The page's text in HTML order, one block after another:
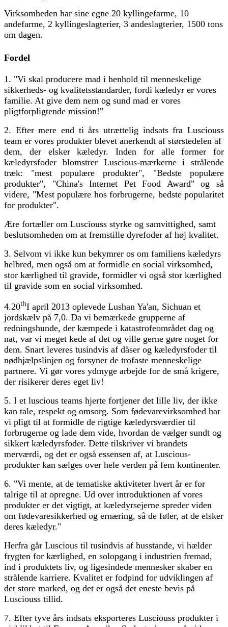
Virksomheden har sine egne 20 kyllingefarme, 10
andefarme, 2 kyllingeslagterier, 3 andeslagterier, 1500 tons
om dagen.
Fordel
1. "Vi skal producere mad i henhold til menneskelige
sikkerheds- og kvalitetsstandarder, fordi kæledyr er vores
familie. At give dem nem og sund mad er vores
pligtforpligtende mission!"
2. Efter mere end ti års utrættelig indsats fra Lusciouss
team er vores produkter blevet anerkendt af størstedelen af ​​
dem, der elsker kæledyr. Inden for alle former for
kæledyrsfoder blomstrer Luscious-mærkerne i strålende
træk: "mest populære produkter", "Bedste populære
produkter", "China's Internet Pet Food Award" og så
videre, "Mest populære hos forbrugerne, bedste popularitet
for produkter".
Ære fortæller om Lusciouss styrke og samvittighed, samt
beslutsomheden om at fremstille dyrefoder af høj kvalitet.
3. Selvom vi ikke kun bekymrer os om familiens kæledyrs
helbred, men også om at formidle en social virksomhed,
stor kærlighed til gravide, formidler vi også stor kærlighed
til gravide som en social virksomhed.
4.20thI april 2013 oplevede Lushan Ya'an, Sichuan et
jordskælv på 7,0. Da vi bemærkede grupperne af
redningshunde, der kæmpede i katastrofeområdet dag og
nat, var vi meget kede af det og ville gerne gøre noget for
dem. Snart leveres tusindvis af dåser og kæledyrsfoder til
nødhjælpslinjen og forsyner de trofaste menneskelige
partnere. Vi gør vores ydmyge arbejde for de små krigere,
der risikerer deres eget liv!
5. I et luscious teams hjerte fortjener det lille liv, der ikke
kan tale, respekt og omsorg. Som fødevarevirksomhed har
vi pligt til at formidle de rigtige kæledyrsværdier til
forbrugerne og lade dem vide, hvordan de vælger sundt og
sikkert kæledyrsfoder. Dette tilskriver vi brandets
merværdi, og det er også essensen af, at Luscious-
produkter kan sælges over hele verden på fem kontinenter.
6. "Vi mente, at de tematiske aktiviteter hvert år er for
talrige til at opregne. Ud over introduktionen af ​​vores
produkter er det vigtigt, at kæledyrsejerne spreder viden
om fødevaresikkerhed og ernæring, så de føler, at de elsker
deres kæledyr."
Herfra går Luscious til tusindvis af husstande, vi hælder
frygten for kærlighed, en solopgang i industrien fremad,
ind i produktets liv, og ligesindede mennesker skaber en
strålende karriere. Kvalitet er fodpind for udviklingen af ​​
det store marked, og det er også det eneste bevis på
Lusciouss tillid.
7. Efter tyve års indsats eksporteres Lusciouss produkter i